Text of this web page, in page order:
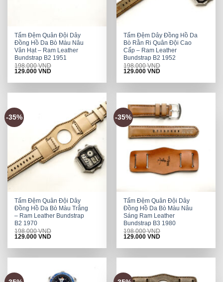
Tấm Đệm Quân Đội Dây
Đồng Hồ Da Bò Màu Nâu
Vân Hạt – Ram Leather
Bundstrap B2 1951
198.000VND
Original
was:
129.000VNDCurrent
is:
Tấm Đệm Dây Đồng Hồ Da
Bò Rằn Ri Quân Đội Cao
Cấp – Ram Leather
Bundstrap B2 1952
198.000VND
Original
was:
129.000VNDCurrent
is:
-35%
Tấm Đệm Quân Đội Dây
Đồng Hồ Da Bò Màu Trắng
– Ram Leather Bundstrap
B2 1970
198.000VND
Original
was:
129.000VNDCurrent
is:
-35%
Tấm Đệm Quân Đội Dây
Đồng Hồ Da Bò Màu Nâu
Sáng Ram Leather
Bundstrap B3 1980
198.000VND
Original
was:
129.000VNDCurrent
is: